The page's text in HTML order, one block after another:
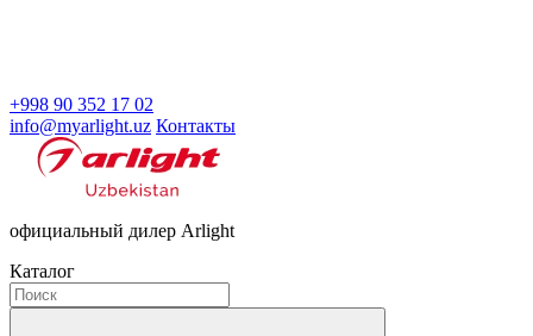
+998 90 352 17 02
info@myarlight.uz Контакты
официальный дилер Arlight
Каталог